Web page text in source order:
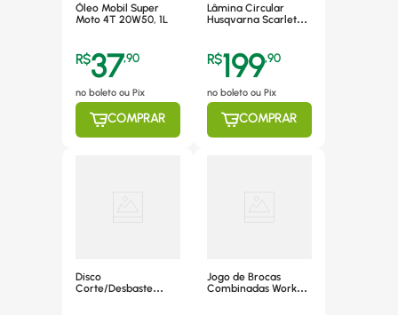
Óleo Mobil Super
Moto 4T 20W50, 1L
R$37,90
no boleto ou Pix
COMPRAR
Lâmina Circular
Husqvarna Scarlet
R$199,90
no boleto ou Pix
COMPRAR
Disco
Corte/Desbaste
Jogo de Brocas
Combinadas Worker